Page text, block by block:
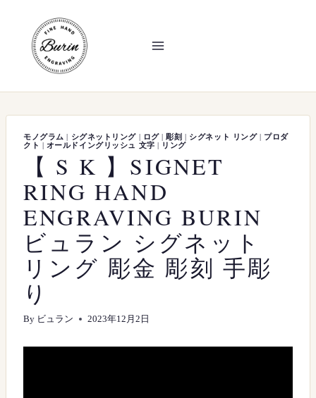
モノグラム | シグネットリング| ログ|彫刻 | シグネット リング| プロダ
クト | オールドイングリッシュ 文字 | リング
【 S K 】SIGNET
RING HAND
ENGRAVING BURIN
ビュラン シグネット
リング 彫金 彫刻 手彫
り
By ビュラン 2023年12月2日